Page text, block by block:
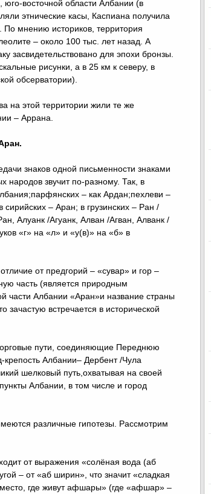
юго-восточной области Албании (в
этнические касы, Каспиана получила
По мнению историков, территория
– около 100 тыс. лет назад. А
засвидетельствовано для эпохи бронзы.
рисунки, а в 25 км к северу, в
обсерватории).
на этой территории жили те же
– Аррана.
знаков одной письменности знаками
народов звучит по-разному. Так, в
– как Ардан;пехлеви –
– Аран; в грузинских – Ран /
Алуанк /Агуанк, Алван /Агван, Алванк /
«г» на «л» и «у(в)» на «б» в
от предгорий – «сувар» и гор –
часть (является природным
части Албании «Аран»и название страны
встречается в исторической
пути, соединяющие Переднюю
Албании– Дербент /Чула
шелковый путь,охватывая на своей
Албании, в том числе и город
различные гипотезы. Рассмотрим
от выражения «солёная вода (аб
– от «аб ширин», что значит «сладкая
где живут афшары» (где «афшар» –